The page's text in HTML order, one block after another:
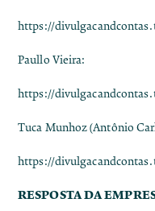
https://
Paullo Vieira:
https://
Tuca Munhoz (Antônio
https://
RESPOSTA DA